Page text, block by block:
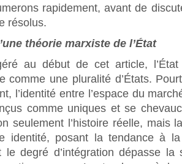
rapidement, avant de
résolus.
théorie marxiste de l’État
au début de cet article, l’État
comme une pluralité d’États.
l’identité entre l’espace du
comme uniques et se
seulement l’histoire réelle, mais
identité, posant la tendance à la
le degré d’intégration dépasse la